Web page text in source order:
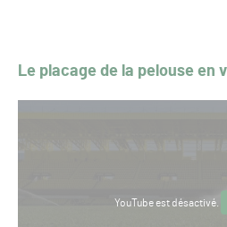
Le placage de la pelouse en
YouTube est désactivé.